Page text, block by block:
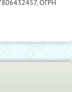
, ОГРН